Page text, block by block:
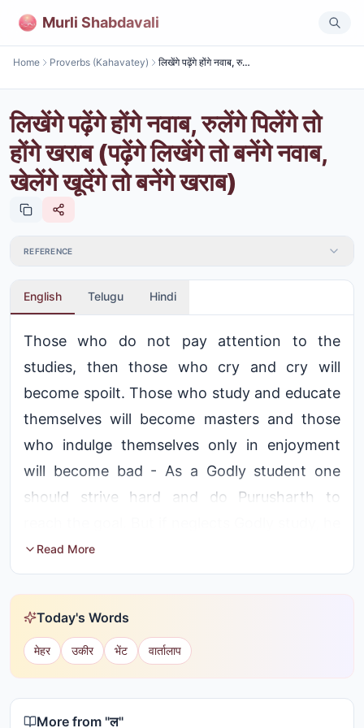
Murli Shabdavali
Home Proverbs (Kahavatey) लिखेंगे पढ़ेंगे होंगे नवाब, रुलेंगे पिलेंगे तो होंगे खराब (पढ़ेंगे लिखेंगे तो बनेंगे नवाब, खेलेंगे खूदेंगे तो बनेंगे खराब)
लिखेंगे पढ़ेंगे होंगे नवाब, रुलेंगे पिलेंगे तो
होंगे खराब (पढ़ेंगे लिखेंगे तो बनेंगे नवाब,
खेलेंगे खूदेंगे तो बनेंगे खराब)
REFERENCE
English Telugu Hindi
Those who do not pay attention to the
studies, then those who cry and cry will
become spoilt. Those who study and educate
themselves will become masters and those
who indulge themselves only in enjoyment
will become bad - As a Godly student one
should strive hard and do Purusharth to
will be fit for nothing
Read More
Today's Words
मेहर उकीर भेंट वार्तालाप
More from "ल"